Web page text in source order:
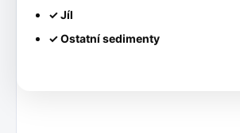
✓ Jíl
✓ Ostatní sedimenty